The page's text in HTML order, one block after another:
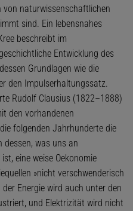
von naturwissenschaftlichen
sind. Ein lebensnahes
beschreibt im
Entwicklung des
Grundlagen wie die
den Impulserhaltungssatz.
Rudolf Clausius (1822–1888)
den vorhandenen
folgenden Jahrhunderte die
dessen, was uns an
eine weise Oekonomie
»nicht verschwenderisch
Energie wird auch unter den
und Elektrizität wird nicht